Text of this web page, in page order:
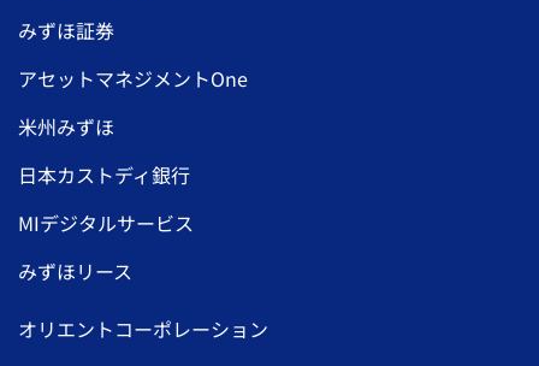
みずほ証券
アセットマネジメントOne
米州みずほ
日本カストディ銀行
MIデジタルサービス
みずほリース
オリエントコーポレーション